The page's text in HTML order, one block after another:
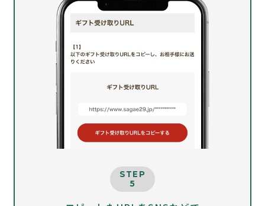
STEP
5